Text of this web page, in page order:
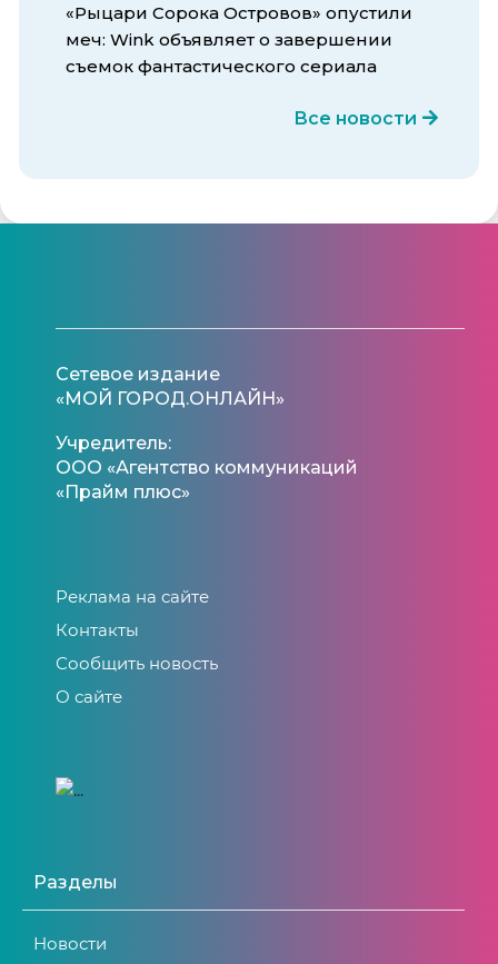
«Рыцари Сорока Островов» опустили
меч: Wink объявляет о завершении
съемок фантастического сериала
Все новости
Сетевое издание
«МОЙ ГОРОД.ОНЛАЙН»
Учредитель:
ООО «Агентство коммуникаций
«Прайм плюс»
Реклама на сайте
Контакты
Сообщить новость
О сайте
Разделы
Новости